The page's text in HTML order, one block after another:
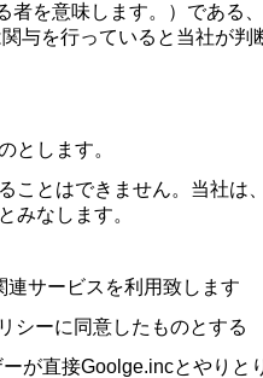
を意味します。）である
与を行っていると当社が判
とします。
とはできません。当社は
みなします。
連サービスを利用致します
シーに同意したものとする
が直接Goolge.incとやりと